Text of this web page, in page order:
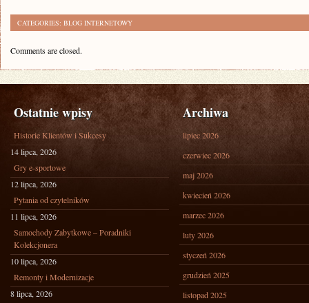
CATEGORIES: BLOG INTERNETOWY
Comments are closed.
Ostatnie wpisy
Historie Klientów i Sukcesy
14 lipca, 2026
Gry e-sportowe
12 lipca, 2026
Pytania od czytelników
11 lipca, 2026
Samochody Zabytkowe – Poradniki
Kolekcjonera
10 lipca, 2026
Remonty i Modernizacje
8 lipca, 2026
Archiwa
lipiec 2026
czerwiec 2026
maj 2026
kwiecień 2026
marzec 2026
luty 2026
styczeń 2026
grudzień 2025
listopad 2025